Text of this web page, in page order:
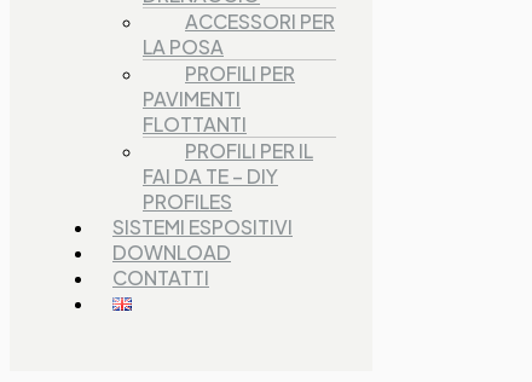
ACCESSORI PER
LA POSA
PROFILI PER
PAVIMENTI
FLOTTANTI
PROFILI PER IL
FAI DA TE – DIY
PROFILES
SISTEMI ESPOSITIVI
DOWNLOAD
CONTATTI